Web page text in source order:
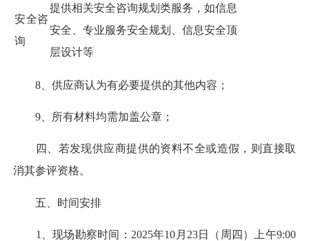
安全咨
询
提供相关安全咨询规划类服务，如信息
安全、专业服务安全规划、信息安全顶
层设计等
8、供应商认为有必要提供的其他内容；
9、所有材料均需加盖公章；
四、若发现供应商提供的资料不全或造假，则直接取
消其参评资格。
五、时间安排
1、现场勘察时间：2025年10月23日（周四）上午9:00